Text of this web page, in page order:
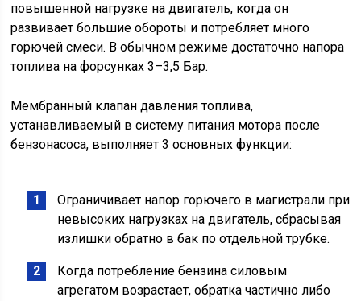
повышенной нагрузке на двигатель, когда он
развивает большие обороты и потребляет много
горючей смеси. В обычном режиме достаточно напора
топлива на форсунках 3–3,5 Бар.
Мембранный клапан давления топлива,
устанавливаемый в систему питания мотора после
бензонасоса, выполняет 3 основных функции:
Ограничивает напор горючего в магистрали при
невысоких нагрузках на двигатель, сбрасывая
излишки обратно в бак по отдельной трубке.
Когда потребление бензина силовым
агрегатом возрастает, обратка частично либо